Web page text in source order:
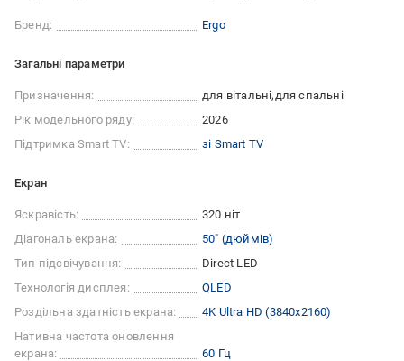
Бренд: Ergo
Загальні параметри
Призначення: для вітальні для спальні
Рік модельного ряду:
2026
Підтримка Smart TV:
зі Smart TV
Екран
Яскравість:
320 ніт
Діагональ екрана:
50″ (дюймів)
Тип підсвічування:
Direct LED
Технологія дисплея:
QLED
Роздільна здатність екрана:
4K Ultra HD (3840x2160)
Нативна частота оновлення
екрана:
60 Гц